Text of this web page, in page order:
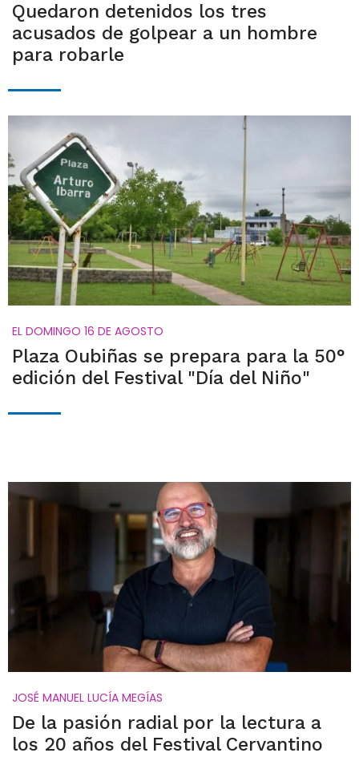
Quedaron detenidos los tres
acusados de golpear a un hombre
para robarle
EL DOMINGO 16 DE AGOSTO
Plaza Oubiñas se prepara para la 50°
edición del Festival "Día del Niño"
JOSÉ MANUEL LUCÍA MEGÍAS
De la pasión radial por la lectura a
los 20 años del Festival Cervantino